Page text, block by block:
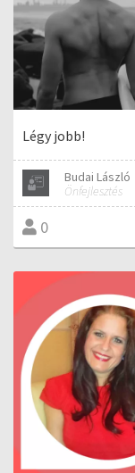
Légy jobb!
Budai László
Önfejlesztés
0